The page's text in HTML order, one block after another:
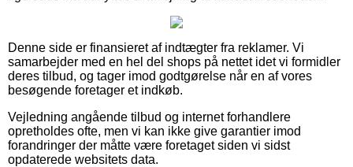
Denne side er finansieret af indtægter fra reklamer. Vi
samarbejder med en hel del shops på nettet idet vi formidler
deres tilbud, og tager imod godtgørelse når en af vores
besøgende foretager et indkøb.
Vejledning angående tilbud og internet forhandlere
opretholdes ofte, men vi kan ikke give garantier imod
forandringer der måtte være foretaget siden vi sidst
opdaterede websitets data.